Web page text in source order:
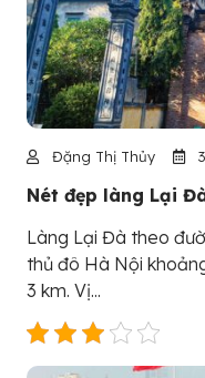
Đặng Thị Thủy
Nét đẹp làng Lại
Làng Lại Đà theo
thủ đô Hà Nội
3 km. Vị...